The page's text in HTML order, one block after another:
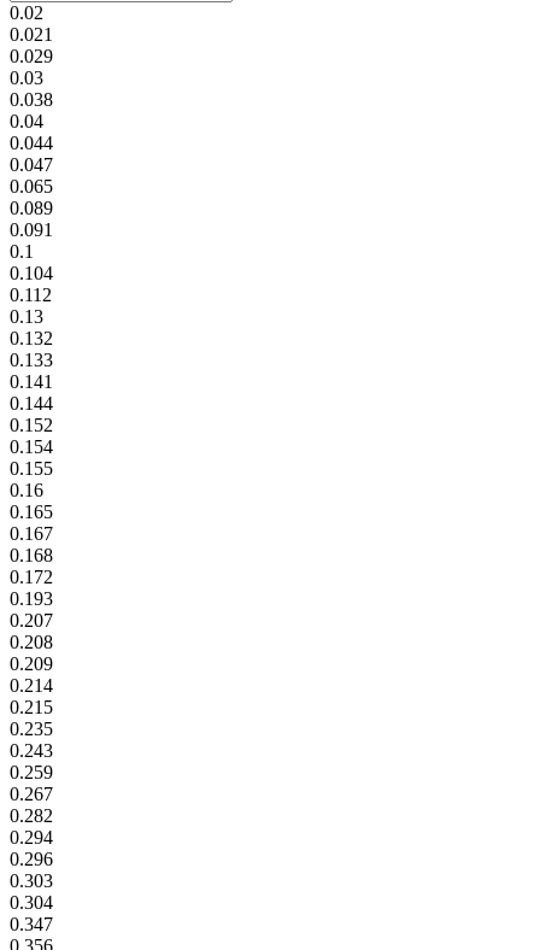
0.02
0.021
0.029
0.03
0.038
0.04
0.044
0.047
0.065
0.089
0.091
0.1
0.104
0.112
0.13
0.132
0.133
0.141
0.144
0.152
0.154
0.155
0.16
0.165
0.167
0.168
0.172
0.193
0.207
0.208
0.209
0.214
0.215
0.235
0.243
0.259
0.267
0.282
0.294
0.296
0.303
0.304
0.347
0.356